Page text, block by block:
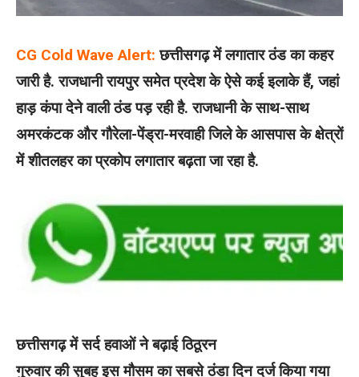
CG Cold Wave Alert: छत्तीसगढ़ में लगातार ठंड का कहर
जारी है. राजधानी रायपुर समेत प्रदेश के ऐसे कई इलाके हैं, जहां
हाड़ कंपा देने वाली ठंड पड़ रही है. राजधानी के साथ-साथ
अमरकंटक और गौरेला-पेंड्रा-मरवाही जिले के आसपास के क्षेत्रों
में शीतलहर का प्रकोप लगातार बढ़ता जा रहा है.
छत्तीसगढ़ में सर्द हवाओं ने बढ़ाई ठिठूरन
गुरुवार की सुबह इस मौसम का सबसे ठंडा दिन दर्ज किया गया